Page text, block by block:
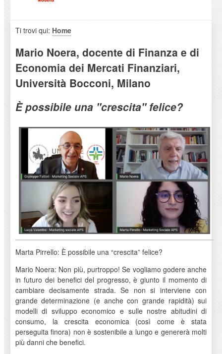
Ti trovi qui: Home
Mario Noera, docente di Finanza e di
Economia dei Mercati Finanziari,
Università Bocconi, Milano
È possibile una "crescita" felice?
Marta Pirrello: È possibile una “crescita” felice?
Mario Noera: Non più, purtroppo! Se vogliamo godere anche
in futuro dei benefici del progresso, è giunto il momento di
cambiare decisamente strada. Se non si interviene con
grande determinazione (e anche con grande rapidità) sui
modelli di sviluppo economico e sulle nostre abitudini di
consumo, la crescita economica (così come è stata
perseguita finora) non è sostenibile a lungo e genererà molti
più danni che benefici.